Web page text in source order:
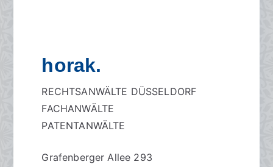
horak.
RECHTSANWÄLTE DÜSSELDORF
FACHANWÄLTE
PATENTANWÄLTE
Grafenberger Allee 293